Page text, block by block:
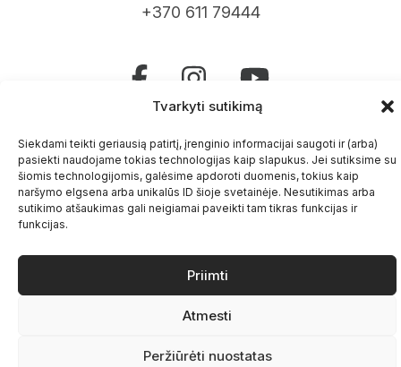
Tvarkyti sutikimą
Siekdami teikti geriausią patirtį, įrenginio informacijai saugoti ir (arba)
pasiekti naudojame tokias technologijas kaip slapukus. Jei sutiksime su
šiomis technologijomis, galėsime apdoroti duomenis, tokius kaip
naršymo elgsena arba unikalūs ID šioje svetainėje. Nesutikimas arba
sutikimo atšaukimas gali neigiamai paveikti tam tikras funkcijas ir
funkcijas.
Priimti
Atmesti
Peržiūrėti nuostatas
+370 611 79444
Užsuk gyvai
Jogos studija Vilniuje
Kurso taisyklės ir privatumo politika
Kontaktai
DaoMama.lt © Visos teisės saugomos.